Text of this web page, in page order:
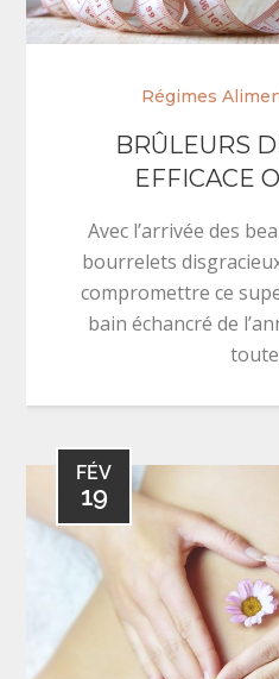
Régimes
BRÛLEURS
EFFICACE
Avec l’arrivée des
bourrelets
compromettre ce
bain échancré de
FÉV
19